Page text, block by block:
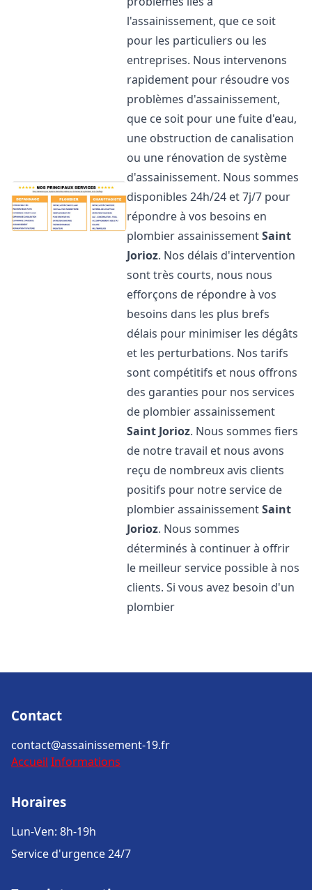
l'assainissement, que ce soit
pour les particuliers ou les
entreprises. Nous intervenons
rapidement pour résoudre vos
problèmes d'assainissement,
que ce soit pour une fuite d'eau,
une obstruction de canalisation
ou une rénovation de système
d'assainissement. Nous sommes
disponibles 24h/24 et 7j/7 pour
répondre à vos besoins en
plombier assainissementSaint
Jorioz. Nos délais d'intervention
sont très courts, nous nous
efforçons de répondre à vos
besoins dans les plus brefs
délais pour minimiser les dégâts
et les perturbations. Nos tarifs
sont compétitifs et nous offrons
des garanties pour nos services
de plombier assainissement
Saint Jorioz. Nous sommes fiers
de notre travail et nous avons
reçu de nombreux avis clients
positifs pour notre service de
plombier assainissementSaint
Jorioz. Nous sommes
déterminés à continuer à offrir
le meilleur service possible à nos
clients. Si vous avez besoin d'un
plombier
Contact
contact@assainissement-19.fr
Accueil Informations
Horaires
Lun-Ven: 8h-19h
Service d'urgence 24/7